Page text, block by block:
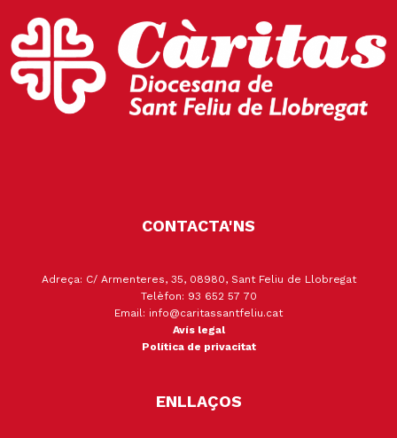
CONTACTA'NS
Adreça: C/ Armenteres, 35, 08980, Sant Feliu de Llobregat
Telèfon: 93 652 57 70
Email: info@caritassantfeliu.cat
Avís legal
Política de privacitat
ENLLAÇOS